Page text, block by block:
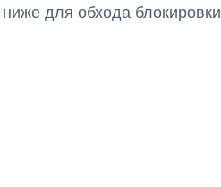
для обхода блокировки